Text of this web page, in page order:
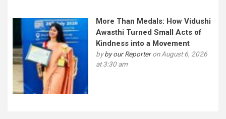
More Than Medals: How Vidushi
Awasthi Turned Small Acts of
Kindness into a Movement
byby our Reporteron August 6, 2026
at 3:30 am